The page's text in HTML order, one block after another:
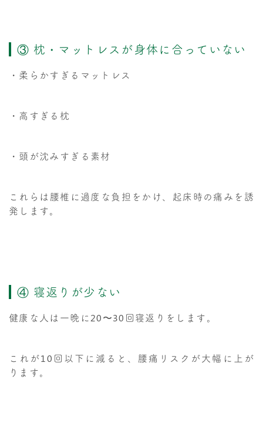
③ 枕・マットレスが身体に合っていない
・柔らかすぎるマットレス
・高すぎる枕
・頭が沈みすぎる素材
これらは腰椎に過度な負担をかけ、起床時の痛みを誘
発します。
④ 寝返りが少ない
健康な人は一晩に20〜30回寝返りをします。
これが10回以下に減ると、腰痛リスクが大幅に上が
ります。